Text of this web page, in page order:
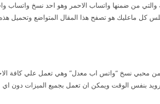
من ضمنها واتساب الاحمر وهو احد نسخ واتساب
كل ماعليك هو تصفح هذا المقال المتواضع وتحميل هذه
من محبي نسخ “واتس اب معدل” وهي تعمل علي كافة
بنفس الوقت ويمكن ان تعمل بجميع الميزات دون اي